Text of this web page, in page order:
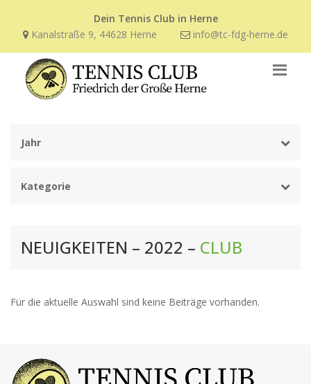
Dein Tennis Club in Herne
Kanalstraße 9, 44628 Herne
info@tc-fdg-herne.de
Jahr
Kategorie
NEUIGKEITEN – 2022 – CLUB
Für die aktuelle Auswahl sind keine Beiträge vorhanden.